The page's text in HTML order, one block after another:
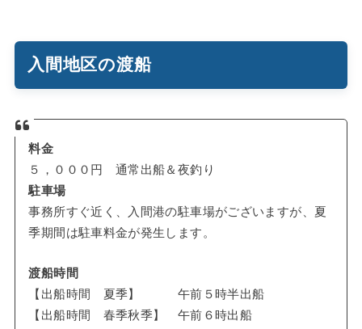
入間地区の渡船
料金
５，０００円 通常出船＆夜釣り
駐車場
事務所すぐ近く、入間港の駐車場がございますが、夏
季期間は駐車料金が発生します。
渡船時間
【出船時間 夏季】 午前５時半出船
【出船時間 春季秋季】 午前６時出船